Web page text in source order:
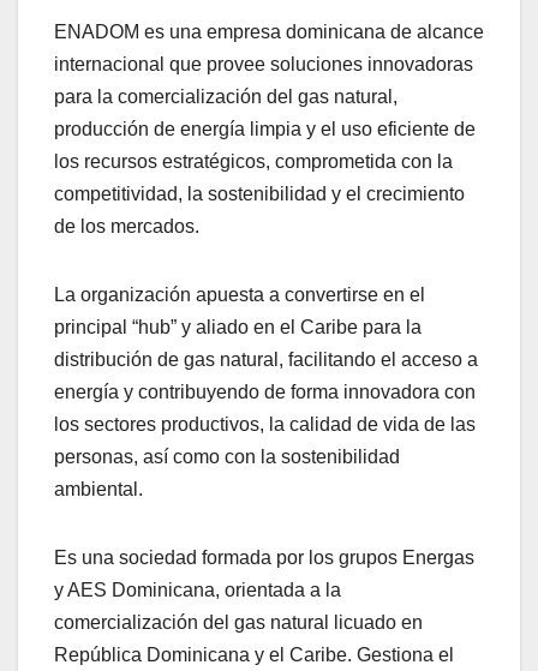
ENADOM es una empresa dominicana de alcance
internacional que provee soluciones innovadoras
para la comercialización del gas natural,
producción de energía limpia y el uso eficiente de
los recursos estratégicos, comprometida con la
competitividad, la sostenibilidad y el crecimiento
de los mercados.
La organización apuesta a convertirse en el
principal “hub” y aliado en el Caribe para la
distribución de gas natural, facilitando el acceso a
energía y contribuyendo de forma innovadora con
los sectores productivos, la calidad de vida de las
personas, así como con la sostenibilidad
ambiental.
Es una sociedad formada por los grupos Energas
y AES Dominicana, orientada a la
comercialización del gas natural licuado en
República Dominicana y el Caribe. Gestiona el